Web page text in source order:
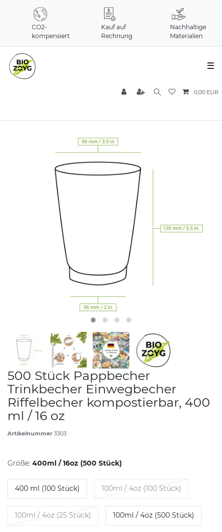
CO2-
kompensiert
Kauf auf
Rechnung
Nachhaltige
Materialien
☰
0,00 EUR
500 Stück Pappbecher
Trinkbecher Einwegbecher
Riffelbecher kompostierbar, 400
ml / 16 oz
Artikelnummer 3303
Größe: 400ml / 16oz (500 Stück)
400 ml (100 Stück) 100ml / 4oz (100 Stück)
100ml / 4oz (25 Stück) 100ml / 4oz (500 Stück)